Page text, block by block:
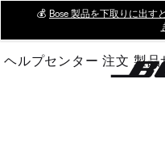
Main
💰 Bose 製品を下取りに出す
ヘルプセンター 注文 製品